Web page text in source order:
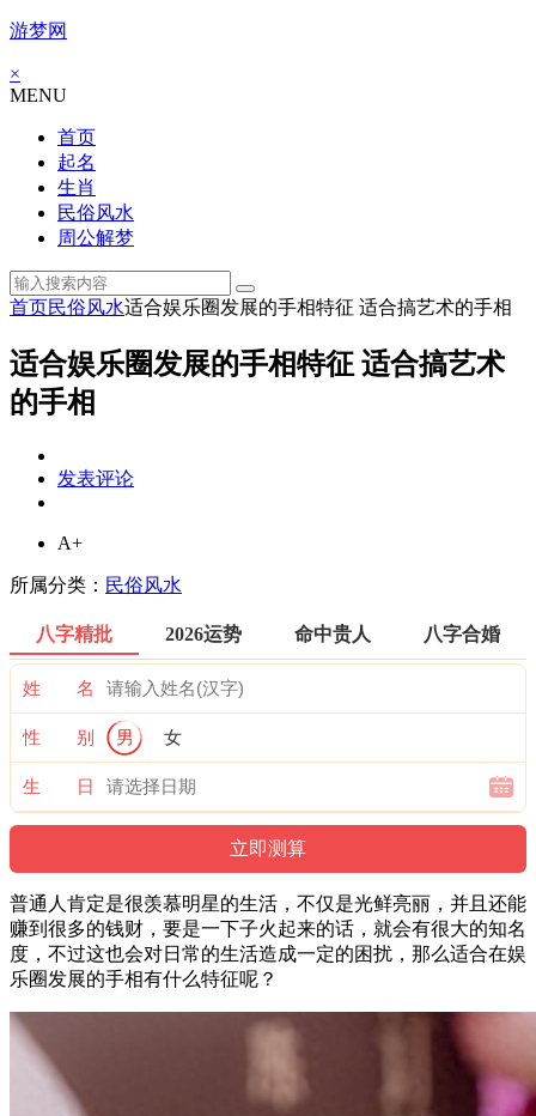
游梦网
×
MENU
首页
起名
生肖
民俗风水
周公解梦
首页民俗风水适合娱乐圈发展的手相特征 适合搞艺术的手相
适合娱乐圈发展的手相特征 适合搞艺术
的手相
发表评论
A+
所属分类： 民俗风水
八字精批 2026运势 命中贵人 八字合婚
姓 名
性 别 男 女
生 日
普通人肯定是很羡慕明星的生活，不仅是光鲜亮丽，并且还能
赚到很多的钱财，要是一下子火起来的话，就会有很大的知名
度，不过这也会对日常的生活造成一定的困扰，那么适合在娱
乐圈发展的手相有什么特征呢？